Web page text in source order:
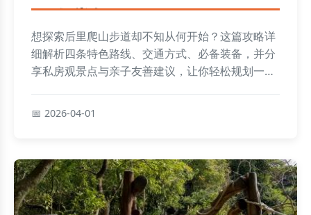
一次掌握
想探索后里爬山步道却不知从何开始？这篇攻略详
细解析四条特色路线、交通方式、必备装备，并分
享私房观景点与亲子友善建议，让你轻松规划一日
2026-04-01